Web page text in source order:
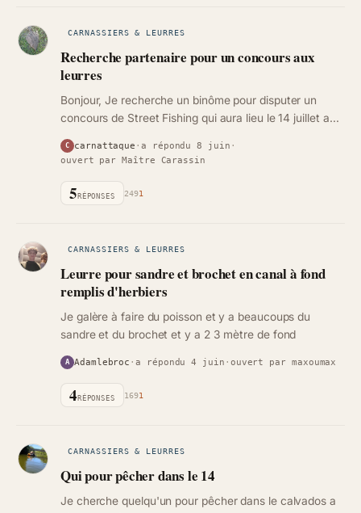
CARNASSIERS & LEURRES
Recherche partenaire pour un concours aux
leurres
Bonjour, Je recherche un binôme pour disputer un
concours de Street Fishing qui aura lieu le 14 juillet aux
pro !
C carnattaque ·a répondu 8 juin ·
ouvert par Maître Carassin
5 RÉPONSES 2491
CARNASSIERS & LEURRES
Leurre pour sandre et brochet en canal à fond
remplis d'herbiers
Je galère à faire du poisson et y a beaucoups du
sandre et du brochet et y a 2 3 mètre de fond
A Adamlebroc ·a répondu 4 juin · ouvert par maxoumax
4 RÉPONSES 1691
CARNASSIERS & LEURRES
Qui pour pêcher dans le 14
Je cherche quelqu'un pour pêcher dans le calvados a